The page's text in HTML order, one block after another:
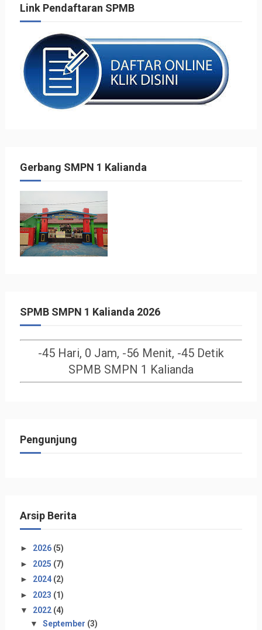
Link Pendaftaran SPMB
Gerbang SMPN 1 Kalianda
SPMB SMPN 1 Kalianda 2026
-45 Hari, 0 Jam, -56 Menit, -45 Detik
SPMB SMPN 1 Kalianda
Pengunjung
Arsip Berita
► 2026 (5)
► 2025 (7)
► 2024 (2)
► 2023 (1)
▼ 2022 (4)
▼ September (3)